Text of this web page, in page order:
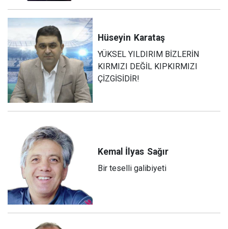
Hüseyin Karataş
YÜKSEL YILDIRIM BİZLERİN
KIRMIZI DEĞİL KIPKIRMIZI
ÇİZGİSİDİR!
Kemal İlyas Sağır
Bir teselli galibiyeti